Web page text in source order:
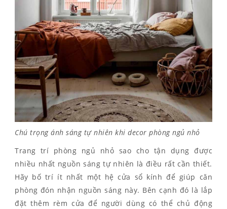
Chú trọng ánh sáng tự nhiên khi decor phòng ngủ nhỏ
Trang trí phòng ngủ nhỏ sao cho tận dụng được
nhiều nhất nguồn sáng tự nhiên là điều rất cần thiết.
Hãy bố trí ít nhất một hệ cửa sổ kính để giúp căn
phòng đón nhận nguồn sáng này. Bên cạnh đó là lắp
đặt thêm rèm cửa để người dùng có thể chủ động